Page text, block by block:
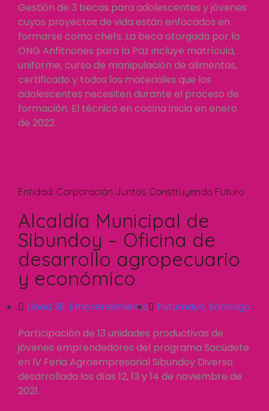
Gestión de 3 becas para adolescentes y jóvenes
cuyos proyectos de vida están enfocados en
formarse como chefs. La beca otorgada por la
ONG Anfitriones para la Paz incluye matrícula,
uniforme, curso de manipulación de alimentos,
certificado y todos los materiales que los
adolescentes necesiten durante el proceso de
formación. El técnico en cocina inicia en enero
de 2022.
Entidad: Corporación Juntos Construyendo Futuro
Alcaldía Municipal de
Sibundoy – Oficina de
desarrollo agropecuario
y económico
Línea 3E: Emprendimiento Putumayo,Santiago
Participación de 13 unidades productivas de
jóvenes emprendedores del programa Sacúdete
en IV Feria Agroempresarial Sibundoy Diverso
desarrollada los días 12, 13 y 14 de noviembre de
2021.